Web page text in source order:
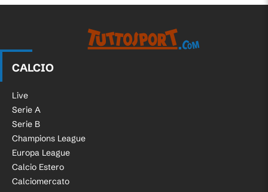
CALCIO
Live
Serie A
Serie B
Champions League
Europa League
Calcio Estero
Calciomercato